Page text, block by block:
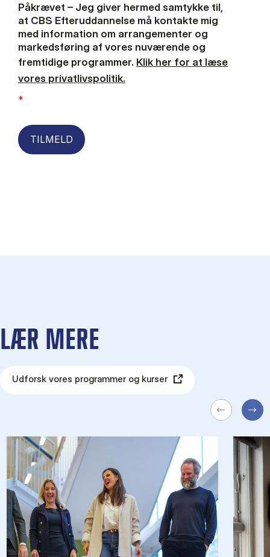
Påkrævet – Jeg giver hermed samtykke til,
at CBS Efteruddannelse må kontakte mig
med information om arrangementer og
markedsføring af vores nuværende og
fremtidige programmer. Klik her for at læse
vores privatlivspolitik.
*
TILMELD
LÆR MERE
Udforsk vores programmer og kurser